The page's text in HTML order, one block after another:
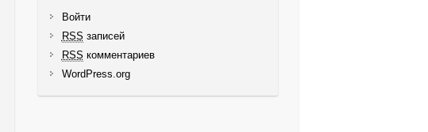
Войти
RSS записей
RSS комментариев
WordPress.org